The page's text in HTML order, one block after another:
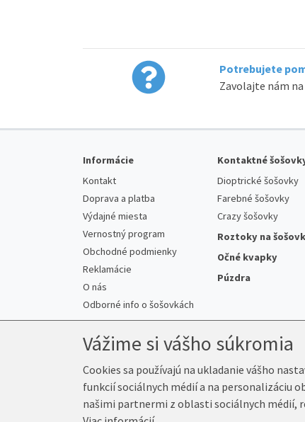
Potrebujete
Zavolajte nám na
Informácie
Kontakt
Doprava a platba
Výdajné miesta
Vernostný program
Obchodné podmienky
Reklamácie
O nás
Odborné info o šošovkách
Kontaktné
Dioptrické šošovky
Farebné šošovky
Crazy šošovky
Roztoky na
Očné kvapky
Púzdra
© 2026 Kup-Šošovky.sk
Vážime si vášho súkromia
Cookies sa používajú na ukladanie vášho
funkcií sociálnych médií a na personalizáciu
našimi partnermi z oblasti sociálnych médií,